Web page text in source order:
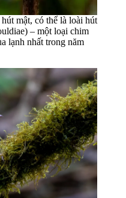
mật, có thể là loài hút
– một loại chim
lạnh nhất trong năm